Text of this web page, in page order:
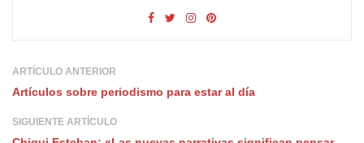
ARTÍCULO ANTERIOR
Artículos sobre periodismo para estar al día
SIGUIENTE ARTÍCULO